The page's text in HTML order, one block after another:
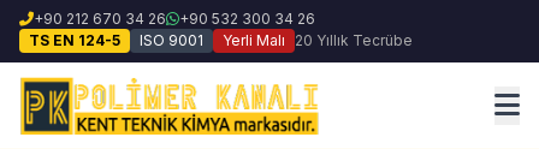
+90 212 670 34 26
+90 532 300 34 26
TS EN 124-5
ISO 9001 Yerli Malı 20 Yıllık Tecrübe